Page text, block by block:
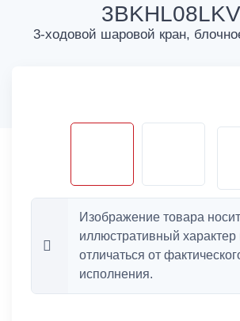
3-ходовой шаровой кран,
Изображение товара носит
иллюстративный
отличаться от
исполнения.